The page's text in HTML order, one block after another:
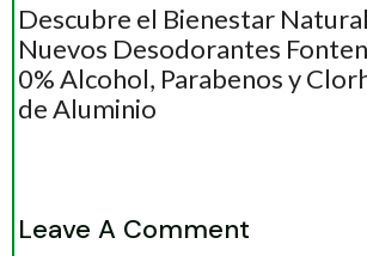
Descubre el Bienestar
Nuevos Desodorantes
0% Alcohol, Parabenos y
de Aluminio
Leave A Comment